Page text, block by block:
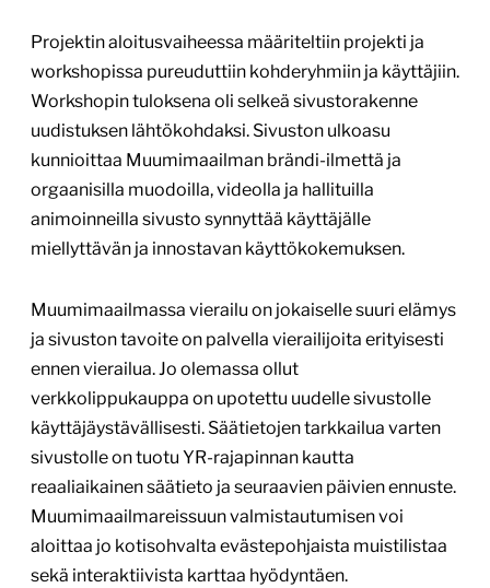
Projektin aloitusvaiheessa määriteltiin projekti ja
workshopissa pureuduttiin kohderyhmiin ja käyttäjiin.
Workshopin tuloksena oli selkeä sivustorakenne
uudistuksen lähtökohdaksi. Sivuston ulkoasu
kunnioittaa Muumimaailman brändi-ilmettä ja
orgaanisilla muodoilla, videolla ja hallituilla
animoinneilla sivusto synnyttää käyttäjälle
miellyttävän ja innostavan käyttökokemuksen.
Muumimaailmassa vierailu on jokaiselle suuri elämys
ja sivuston tavoite on palvella vierailijoita erityisesti
ennen vierailua. Jo olemassa ollut
verkkolippukauppa on upotettu uudelle sivustolle
käyttäjäystävällisesti. Säätietojen tarkkailua varten
sivustolle on tuotu YR-rajapinnan kautta
reaaliaikainen säätieto ja seuraavien päivien ennuste.
Muumimaailmareissuun valmistautumisen voi
aloittaa jo kotisohvalta evästepohjaista muistilistaa
sekä interaktiivista karttaa hyödyntäen.